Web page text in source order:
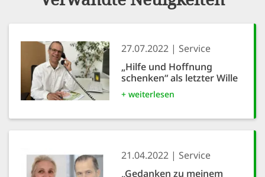
27.07.2022
Service
„Hilfe und Hoffnung
schenken“ als letzter Wille
+ weiterlesen
21.04.2022
Service
„Gedanken zu meinem